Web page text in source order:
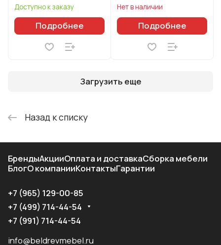
Доступно к заказу
Подробнее
Нет в наличии
Подробнее
Загрузить еще
Назад к списку
БрендыАкцииОплата и доставкаСборка мебели
БлогО компанииКонтактыГарантии
+7 (965) 129-00-85
+7 (499) 714-44-54
+7 (991) 714-44-54
info@beldrevmebel.ru